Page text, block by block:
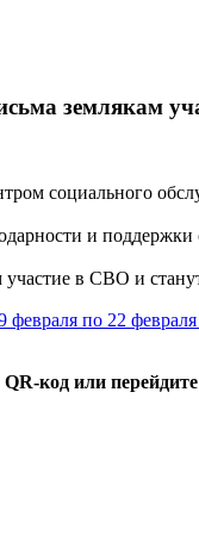
землякам
социального
и
в СВО и станут
по 22 февраля
код или